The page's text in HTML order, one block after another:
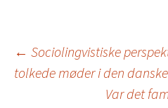
← Sociolingvistiske
tolkede møder i den
Var det